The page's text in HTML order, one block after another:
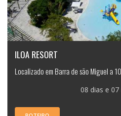
ILOA RESORT
Localizado em Barra de são Miguel a
08 dias e